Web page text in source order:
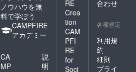
ノウハウを無
料で学ぼう
CAMPFIRE
アカデミー
CA
MP
説
明
RE
Crea
tion
CAM
PFI
RE
for
Soci
合わせ
各種規定
利用規
約
細則
プライ